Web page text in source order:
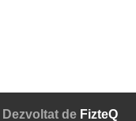
Dezvoltat de FizteQ